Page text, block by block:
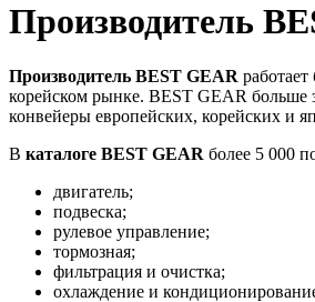
Производитель
Производитель BEST GEAR
корейском рынке. BEST GEAR больше
конвейеры европейских, корейских и
В каталоге BEST GEAR более 5 000
двигатель;
подвеска;
рулевое управление;
тормозная;
фильтрация и очистка;
охлаждение и